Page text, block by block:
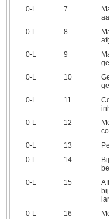
0‑L 7
0‑L 8
0‑L 9
0‑L 10
0‑L 11
0‑L 12
0‑L 13
0‑L
14
0‑L 15
0‑L 16